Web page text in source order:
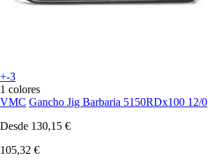
+-3
1 colores
VMC Gancho Jig Barbaria 5150RDx100 12/0
Desde 130,15 €
105,32 €